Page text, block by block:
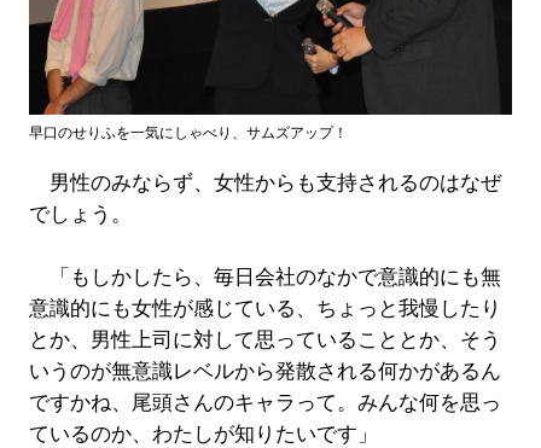
早口のせりふを一気にしゃべり、サムズアップ！
男性のみならず、女性からも支持されるのはなぜ
でしょう。
「もしかしたら、毎日会社のなかで意識的にも無
意識的にも女性が感じている、ちょっと我慢したり
とか、男性上司に対して思っていることとか、そう
いうのが無意識レベルから発散される何かがあるん
ですかね、尾頭さんのキャラって。みんな何を思っ
ているのか、わたしが知りたいです」